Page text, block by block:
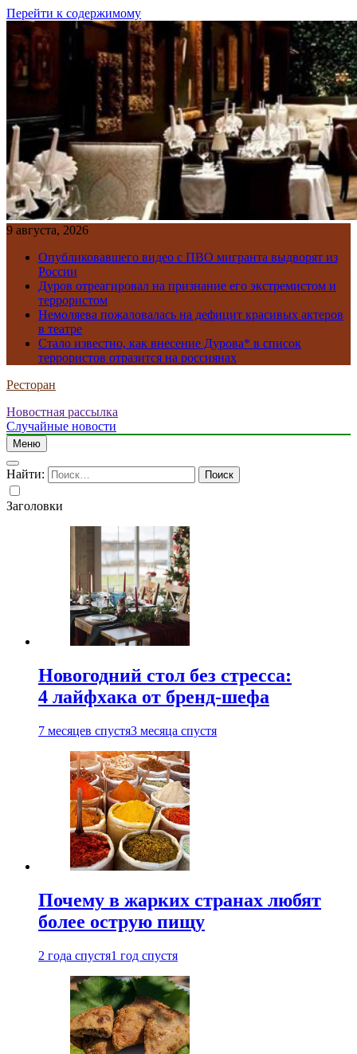
Перейти к содержимому
9 августа, 2026
Опубликовавшего видео с ПВО мигранта выдворят из
России
Дуров отреагировал на признание его экстремистом и
террористом
Немоляева пожаловалась на дефицит красивых актеров
в театре
Стало известно, как внесение Дурова* в список
террористов отразится на россиянах
Ресторан
Новостная рассылка
Случайные новости
Меню
Найти:
Заголовки
Новогодний стол без стресса:
4 лайфхака от бренд-шефа
7 месяцев спустя3 месяца спустя
Почему в жарких странах любят
более острую пищу
2 года спустя1 год спустя